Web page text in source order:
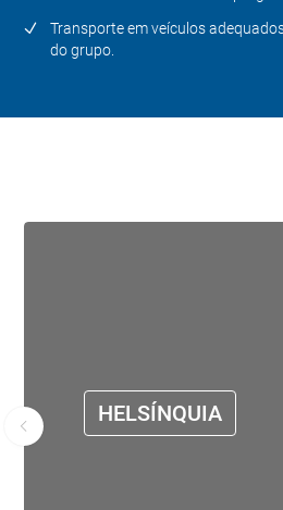
Transporte em veículos
do grupo.
HELSÍNQUIA